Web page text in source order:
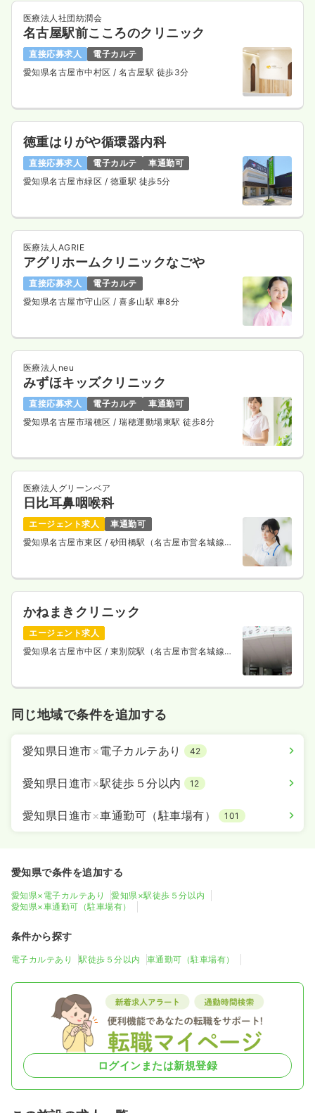
医療法人社団紡潤会
名古屋駅前こころのクリニック
直接応募求人
電子カルテ
愛知県名古屋市中村区/ 名古屋駅 徒歩3分
徳重はりがや循環器内科
直接応募求人 電子カルテ
車通勤可
愛知県名古屋市緑区 / 徳重駅 徒歩5分
医療法人AGRIE
アグリホームクリニックなごや
直接応募求人
電子カルテ
愛知県名古屋市守山区/ 喜多山駅 車8分
医療法人neu
みずほキッズクリニック
直接応募求人 電子カルテ
車通勤可
愛知県名古屋市瑞穂区/ 瑞穂運動場東駅 徒歩8分
医療法人グリーンベア
日比耳鼻咽喉科
エージェント求人
車通勤可
愛知県名古屋市東区 / 砂田橋駅（名古屋市営名城線）
かねまきクリニック
エージェント求人
愛知県名古屋市中区 / 東別院駅（名古屋市営名城線）
同じ地域で条件を追加する
愛知県日進市×電子カルテあり 42
愛知県日進市×駅徒歩５分以内 12
愛知県日進市×車通勤可（駐車場有） 101
愛知県で条件を追加する
愛知県×電子カルテあり
愛知県×駅徒歩５分以内
愛知県×車通勤可（駐車場有）
条件から探す
電子カルテあり 駅徒歩５分以内 車通勤可（駐車場有）
ログインまたは新規登録